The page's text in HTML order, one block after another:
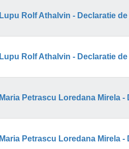
Lupu Rolf Athalvin - Declaratie
Lupu Rolf Athalvin - Declaratie
Maria Petrascu Loredana Mirela
Maria Petrascu Loredana Mirela